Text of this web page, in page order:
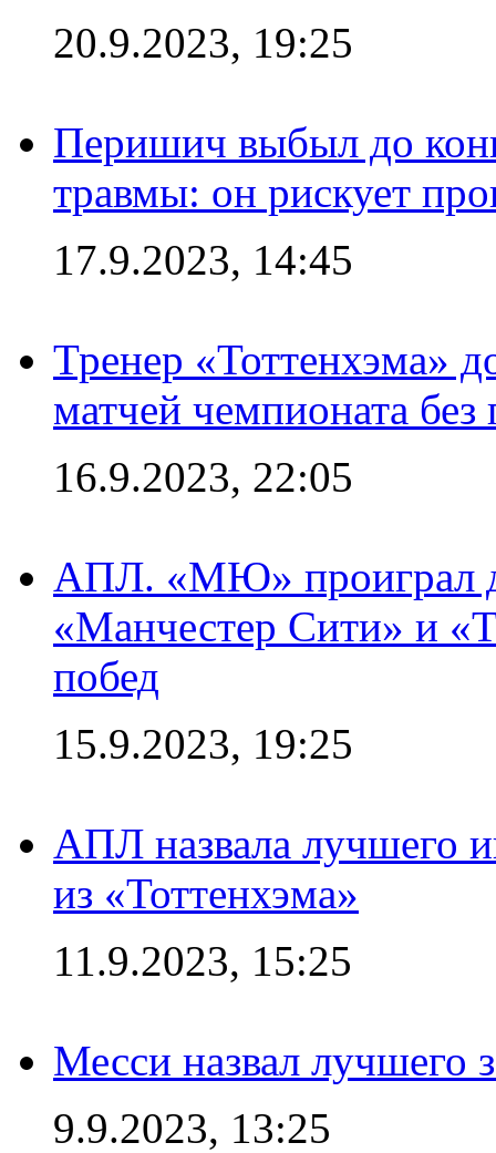
20.9.2023, 19:25
Перишич выбыл до
травмы: он рискует
17.9.2023, 14:45
Тренер «Тоттенхэма»
матчей чемпионата
16.9.2023, 22:05
АПЛ. «МЮ» проиграл
«Манчестер Сити» и
побед
15.9.2023, 19:25
АПЛ назвала лучшего
из «Тоттенхэма»
11.9.2023, 15:25
Месси назвал лучшего
9.9.2023, 13:25